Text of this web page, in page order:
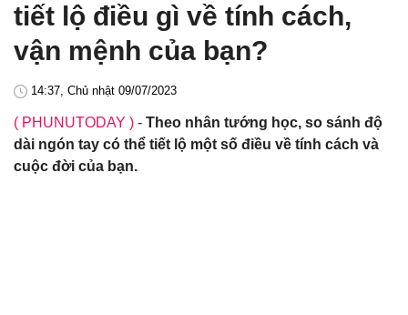
tiết lộ điều gì về tính cách,
vận mệnh của bạn?
14:37, Chủ nhật 09/07/2023
( PHUNUTODAY ) - Theo nhân tướng học, so sánh độ
dài ngón tay có thể tiết lộ một số điều về tính cách và
cuộc đời của bạn.